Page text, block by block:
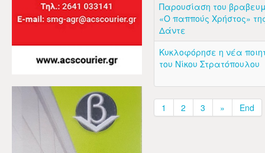
Παρουσίαση του
«Ο παππούς Χρήστος»
Δάντε
Κυκλοφόρησε η νέα
του Νίκου Στρατόπουλου
1 2 3 » End